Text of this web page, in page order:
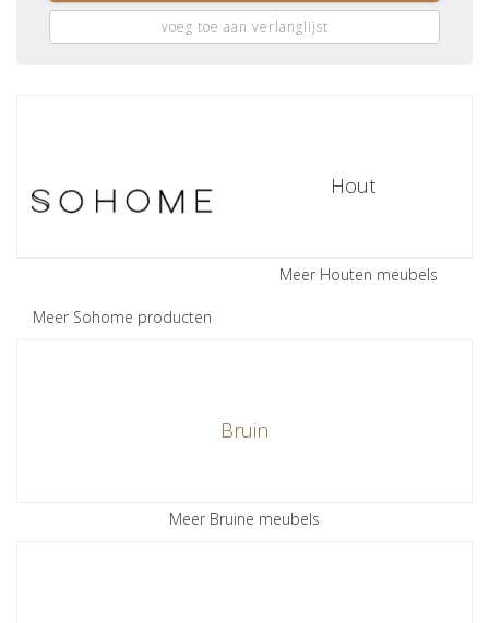
voeg toe aan verlanglijst
Meer Sohome producten
Hout
Meer Houten meubels
Bruin
Meer Bruine meubels